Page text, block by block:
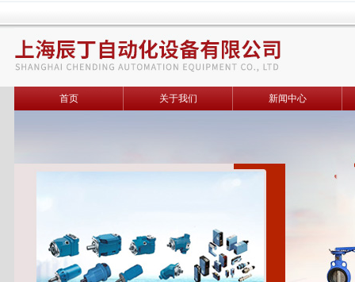
首页 关于我们 新闻中心